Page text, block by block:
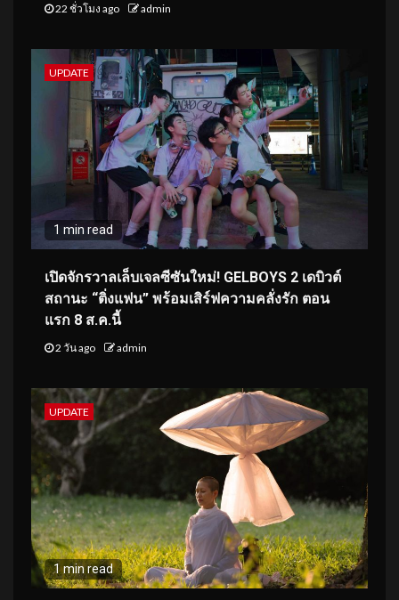
22 ชั่วโมง ago admin
UPDATE
1 min read
เปิดจักรวาลเล็บเจลซีซันใหม่! GELBOYS 2 เดบิวต์
สถานะ “ติ่งแฟน” พร้อมเสิร์ฟความคลั่งรัก ตอน
แรก 8 ส.ค.นี้
2 วัน ago admin
UPDATE
1 min read